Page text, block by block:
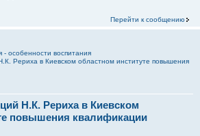
Перейти к сообщению
- особенности воспитания
Рериха в Киевском областном институте повышения
Н.К. Рериха в Киевском
повышения квалификации